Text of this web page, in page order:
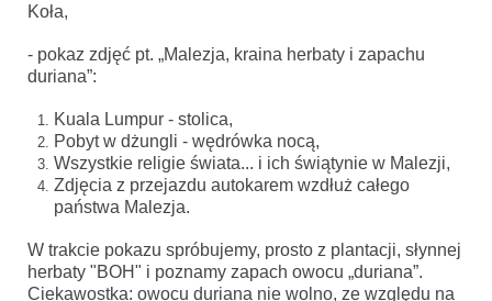
Koła,
- pokaz zdjęć pt. „Malezja, kraina herbaty i zapachu
duriana”:
Kuala Lumpur - stolica,
Pobyt w dżungli - wędrówka nocą,
Wszystkie religie świata... i ich świątynie w Malezji,
Zdjęcia z przejazdu autokarem wzdłuż całego
państwa Malezja.
W trakcie pokazu spróbujemy, prosto z plantacji, słynnej
herbaty "BOH" i poznamy zapach owocu „duriana”.
Ciekawostka: owocu duriana nie wolno, ze względu na